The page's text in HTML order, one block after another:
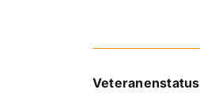
Veteranenstatus